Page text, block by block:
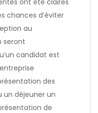
chances d’éviter
au
seront
candidat est
des
un déjeuner un
de